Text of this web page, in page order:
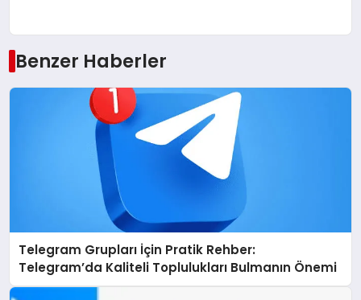
Benzer Haberler
Telegram Grupları İçin Pratik Rehber:
Telegram’da Kaliteli Toplulukları Bulmanın Önemi